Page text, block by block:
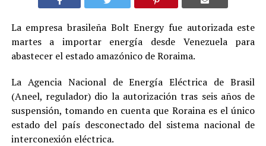
La empresa brasileña Bolt Energy fue autorizada este
martes a importar energía desde Venezuela para
abastecer el estado amazónico de Roraima.
La Agencia Nacional de Energía Eléctrica de Brasil
(Aneel, regulador) dio la autorización tras seis años de
suspensión, tomando en cuenta que Roraina es el único
estado del país desconectado del sistema nacional de
interconexión eléctrica.